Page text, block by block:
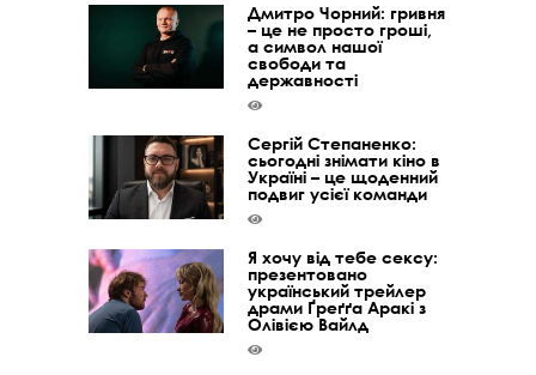
Дмитро Чорний: гривня
– це не просто гроші,
а символ нашої
свободи та
державності
Сергій Степаненко:
сьогодні знімати кіно в
Україні – це щоденний
подвиг усієї команди
Я хочу від тебе сексу:
презентовано
український трейлер
драми Ґреґґа Аракі з
Олівією Вайлд